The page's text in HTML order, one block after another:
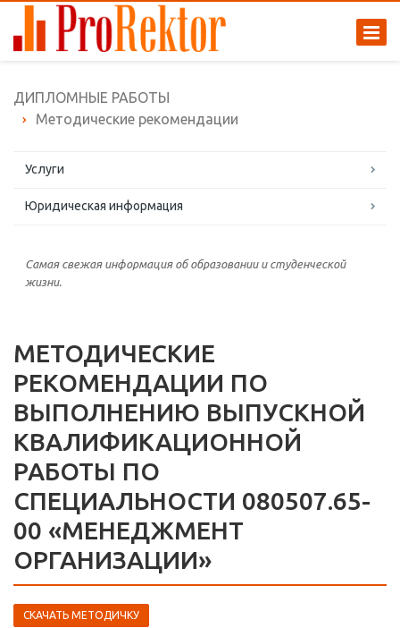
ДИПЛОМНЫЕ РАБОТЫ
Методические рекомендации
Услуги
Юридическая информация
Самая свежая информация об образовании и студенческой
жизни.
МЕТОДИЧЕСКИЕ
РЕКОМЕНДАЦИИ ПО
ВЫПОЛНЕНИЮ ВЫПУСКНОЙ
КВАЛИФИКАЦИОННОЙ
РАБОТЫ ПО
СПЕЦИАЛЬНОСТИ 080507.65-
00 «МЕНЕДЖМЕНТ
ОРГАНИЗАЦИИ»
СКАЧАТЬ МЕТОДИЧКУ